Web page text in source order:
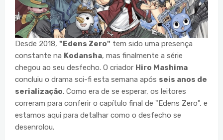
Desde 2018, "Edens Zero" tem sido uma presença
constante na Kodansha, mas finalmente a série
chegou ao seu desfecho. O criador Hiro Mashima
concluiu o drama sci-fi esta semana após seis anos de
serialização. Como era de se esperar, os leitores
correram para conferir o capítulo final de "Edens Zero", e
estamos aqui para detalhar como o desfecho se
desenrolou.